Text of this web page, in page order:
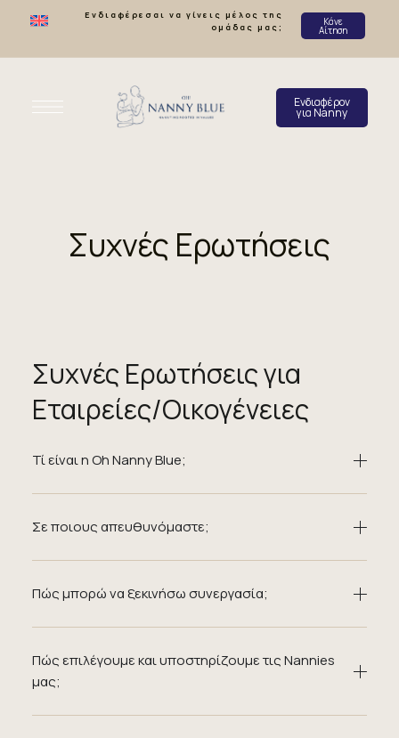
Ενδιαφέρεσαι να γίνεις μέλος της
ομάδας μας;
Κάνε
Αίτηση
Ενδιαφέρον
για Nanny
Συχνές Ερωτήσεις
Συχνές Ερωτήσεις για
Εταιρείες/Οικογένειες
Τί είναι η Oh Nanny Blue;
Σε ποιους απευθυνόμαστε;
Πώς μπορώ να ξεκινήσω συνεργασία;
Πώς επιλέγουμε και υποστηρίζουμε τις Nannies
μας;